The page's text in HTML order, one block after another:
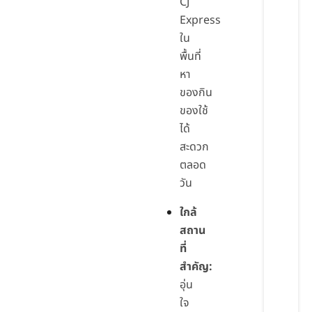
Express
ใน
พื้นที่
หา
ของกิน
ของใช้
ได้
สะดวก
ตลอด
วัน
ใกล้
สถาน
ที่
สำคัญ:
อุ่น
ใจ